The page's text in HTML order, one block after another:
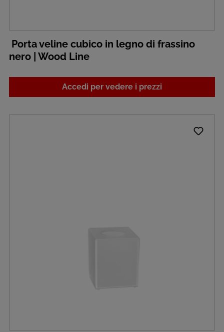
Porta veline cubico in legno di frassino
nero | Wood Line
Accedi per vedere i prezzi